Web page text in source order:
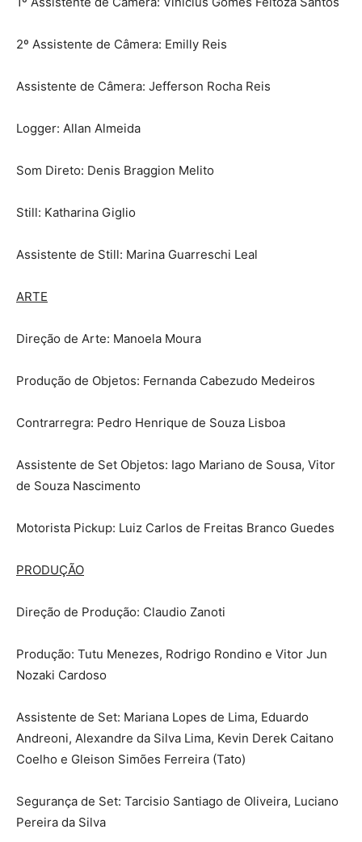
2º Assistente de Câmera: Emilly Reis
Assistente de Câmera: Jefferson Rocha Reis
Logger: Allan Almeida
Som Direto: Denis Braggion Melito
Still: Katharina Giglio
Assistente de Still: Marina Guarreschi Leal
ARTE
Direção de Arte: Manoela Moura
Produção de Objetos: Fernanda Cabezudo Medeiros
Contrarregra: Pedro Henrique de Souza Lisboa
Assistente de Set Objetos: Iago Mariano de Sousa, Vitor
de Souza Nascimento
Motorista Pickup: Luiz Carlos de Freitas Branco Guedes
PRODUÇÃO
Direção de Produção: Claudio Zanoti
Produção: Tutu Menezes, Rodrigo Rondino e Vitor Jun
Nozaki Cardoso
Assistente de Set: Mariana Lopes de Lima, Eduardo
Andreoni, Alexandre da Silva Lima, Kevin Derek Caitano
Coelho e Gleison Simões Ferreira (Tato)
Segurança de Set: Tarcisio Santiago de Oliveira, Luciano
Pereira da Silva